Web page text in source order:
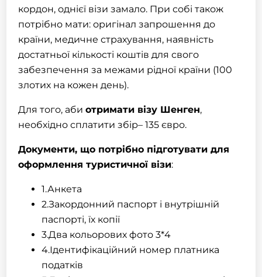
кордон, однієї візи замало. При собі також
потрібно мати: оригіналзапрошення до
країни, медичне страхування, наявність
достатньої кількості коштів для свого
забезпечення за межами рідної країни (100
злотих на кожен день).
Для того, абиотримати візу Шенген,
необхідно сплатити збір– 135 євро.
Документи, що потрібно підготувати для
оформлення туристичної візи:
1.Анкета
2.Закордонний паспорт і внутрішній
паспорті, їх копії
3.Два кольорових фото 3*4
4.Ідентифікаційний номер платника
податків